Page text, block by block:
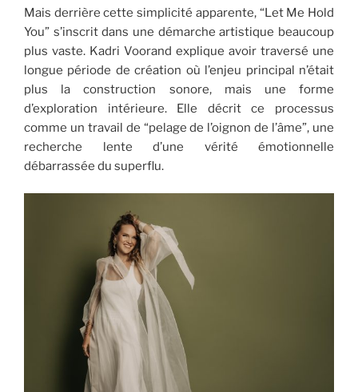
Mais derrière cette simplicité apparente, “Let Me Hold
You” s’inscrit dans une démarche artistique beaucoup
plus vaste. Kadri Voorand explique avoir traversé une
longue période de création où l’enjeu principal n’était
plus la construction sonore, mais une forme
d’exploration intérieure. Elle décrit ce processus
comme un travail de “pelage de l’oignon de l’âme”, une
recherche lente d’une vérité émotionnelle
débarrassée du superflu.